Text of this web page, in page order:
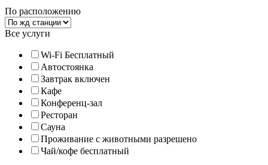
По расположению
Все услуги
Wi-Fi Бесплатный
Автостоянка
Завтрак включен
Кафе
Конференц-зал
Ресторан
Сауна
Проживание с животными разрешено
Чай/кофе бесплатный